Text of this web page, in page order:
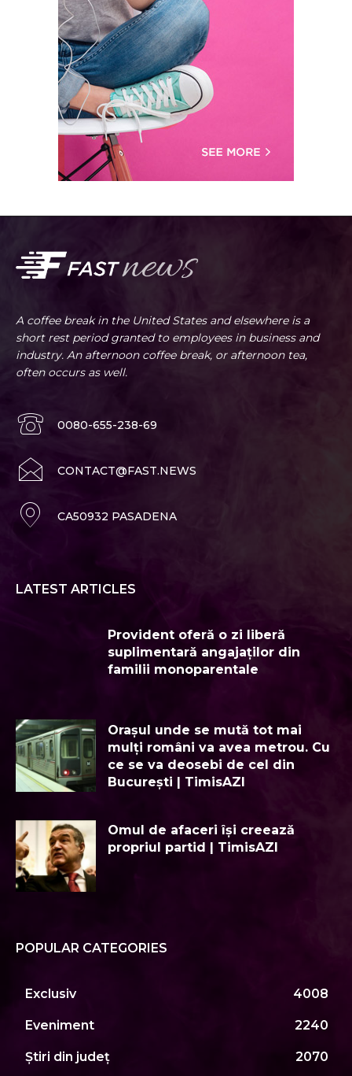
A coffee break in the United States and elsewhere is a
short rest period granted to employees in business and
industry. An afternoon coffee break, or afternoon tea,
often occurs as well.
0080-655-238-69
CONTACT@FAST.NEWS
CA50932 PASADENA
LATEST ARTICLES
Provident oferă o zi liberă
suplimentară angajaților din
familii monoparentale
Orașul unde se mută tot mai
mulți români va avea metrou. Cu
ce se va deosebi de cel din
București | TimisAZI
Omul de afaceri își creează
propriul partid | TimisAZI
POPULAR CATEGORIES
Exclusiv 4008
Eveniment 2240
Știri din județ 2070